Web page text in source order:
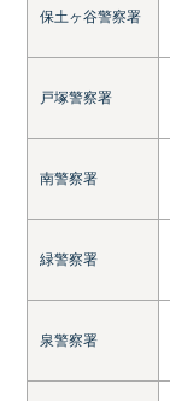
保土ヶ谷警察署
戸塚警察署
南警察署
緑警察署
泉警察署